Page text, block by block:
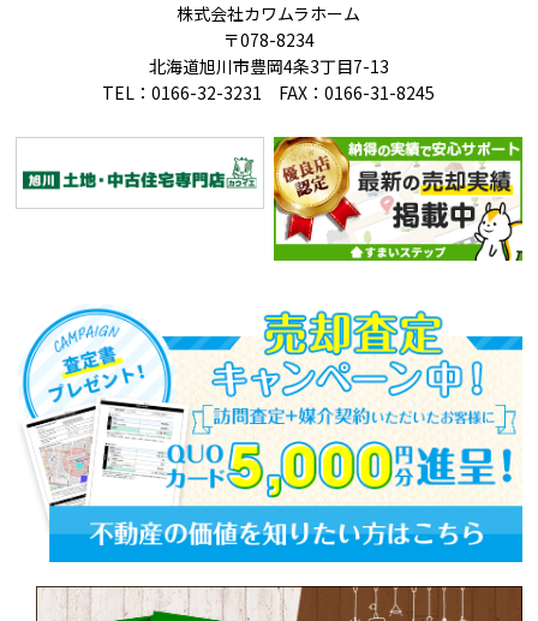
株式会社カワムラホーム
〒078-8234
北海道旭川市豊岡4条3丁目7-13
TEL：0166-32-3231 FAX：0166-31-8245